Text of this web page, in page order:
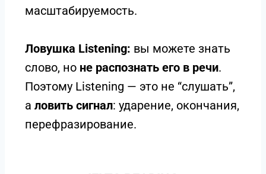
масштабируемость.
Ловушка Listening: вы можете знать
слово, но не распознать его в речи.
Поэтому Listening — это не “слушать”,
а ловить сигнал: ударение, окончания,
перефразирование.